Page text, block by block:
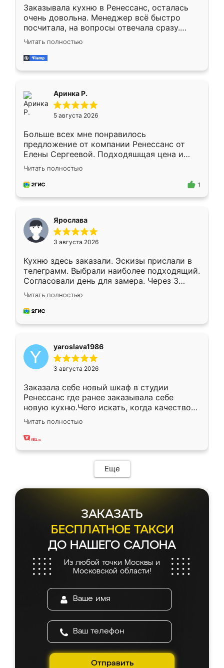
Заказывала кухню в Ренессанс, осталась
очень довольна. Менеджер всё быстро
посчитала, на вопросы отвечала сразу.
Замерщик приехал в субботу, подошёл к
делу со всей ответственностью. Собрали
за день, ребята работали аккуратно, даже
Читать полностью
Аринка Р.
5 августа 2026
Больше всех мне понравилось
предложение от компании Ренессанс от
Елены Сергеевой. Подходяшщая цена и
короткие сроки изготовления. Приехавший
для замера сотрудник Владислав
предложил по моему эскизу самый
Читать полностью
1
Ярослава
3 августа 2026
Кухню здесь заказали. Эскизы прислали в
телеграмм. Выбрали наиболее подходящий.
Согласовали день для замера. Через 3
недели кухня была уже готова. Остались
довольны работой. Спасибо Ренессанс
мебель за качественную работу!
Читать полностью
yaroslava1986
3 августа 2026
Заказала себе новый шкаф в студии
Ренессанс где ранее заказывала себе
новую кухню.Чего искать, когда качеством
вполне довольна. Служит кухня уже почти
два года, нареканий нет.
Читать полностью
Еще
ЗАКАЗАТЬ
БЕСПЛАТНОЕ ТАКСИ
ДО НАШЕГО САЛОНА
Из любой точки Москвы и
Московской области!
Отправить